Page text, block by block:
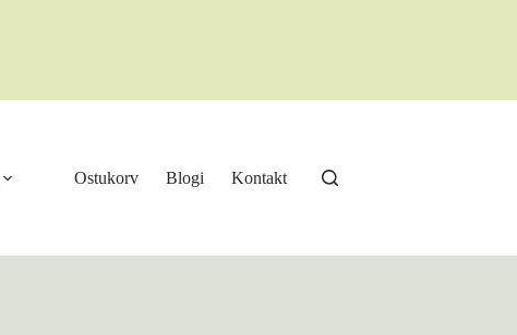
Ostukorv Blogi Kontakt